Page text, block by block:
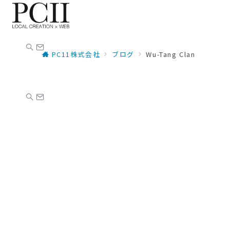
PC11株式会社 ブログ Wu-Tang Clan